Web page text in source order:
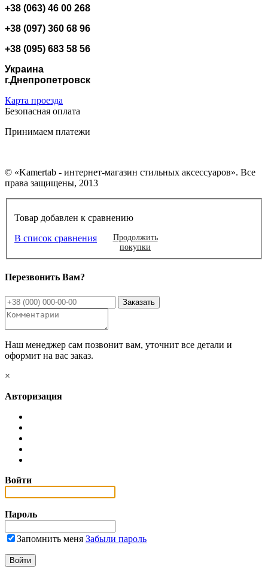
+38 (063) 46 00 268
+38 (097) 360 68 96
+38 (095) 683 58 56
Украина
г.Днепропетровск
Карта проезда
Безопасная оплата
Принимаем платежи
© «Kamertab - интернет-магазин стильных аксессуаров». Все
права защищены, 2013
Товар добавлен к сравнению
В список сравнения
Продолжить
покупки
Перезвонить Вам?
Наш менеджер сам позвонит вам, уточнит все детали и
оформит на вас заказ.
×
Авторизация
Войти
Пароль
Запомнить меня Забыли пароль